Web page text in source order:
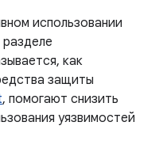
использовании
как
защиты
, помогают снизить
уязвимостей